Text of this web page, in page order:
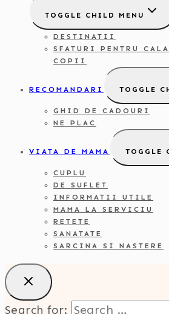
TOGGLE CHILD MENU
DESTINATII
SFATURI PENTRU
COPII
RECOMANDARI TOGGLE
GHID DE CADOURI
NE PLAC
VIATA DE MAMA TOGGLE
CUPLU
DE SUFLET
INFORMATII UTILE
MAMA LA SERVICIU
RETETE
SANATATE
SARCINA SI NASTERE
Search for: